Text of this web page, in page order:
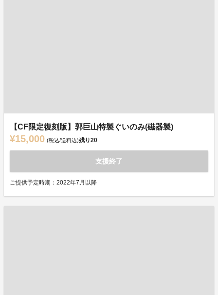
【CF限定復刻版】郭巨山特製ぐいのみ(磁器製)
¥15,000 (税込/送料込)残り20
支援終了
ご提供予定時期：2022年7月以降